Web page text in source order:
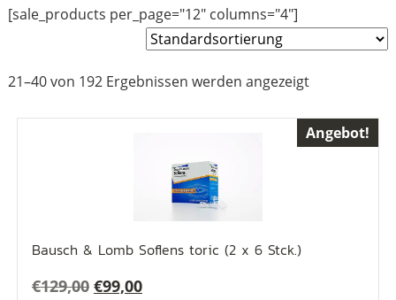
[sale_products per_page="12" columns="4"]
21–40 von 192 Ergebnissen werden angezeigt
Angebot!
Bausch & Lomb Soflens toric (2 x 6 Stck.)
€129,00 Ursprünglicher
€99,00Aktueller